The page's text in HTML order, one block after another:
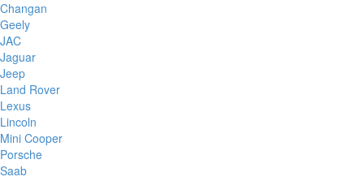
Changan
Geely
JAC
Jaguar
Jeep
Land Rover
Lexus
Lincoln
Mini Cooper
Porsche
Saab